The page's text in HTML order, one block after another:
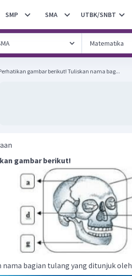
SMP SMA UTBK/SNBT
Perhatikan gambar berikut! Tuliskan nama bag...
gambar berikut!
nama bagian tulang yang ditunjuk